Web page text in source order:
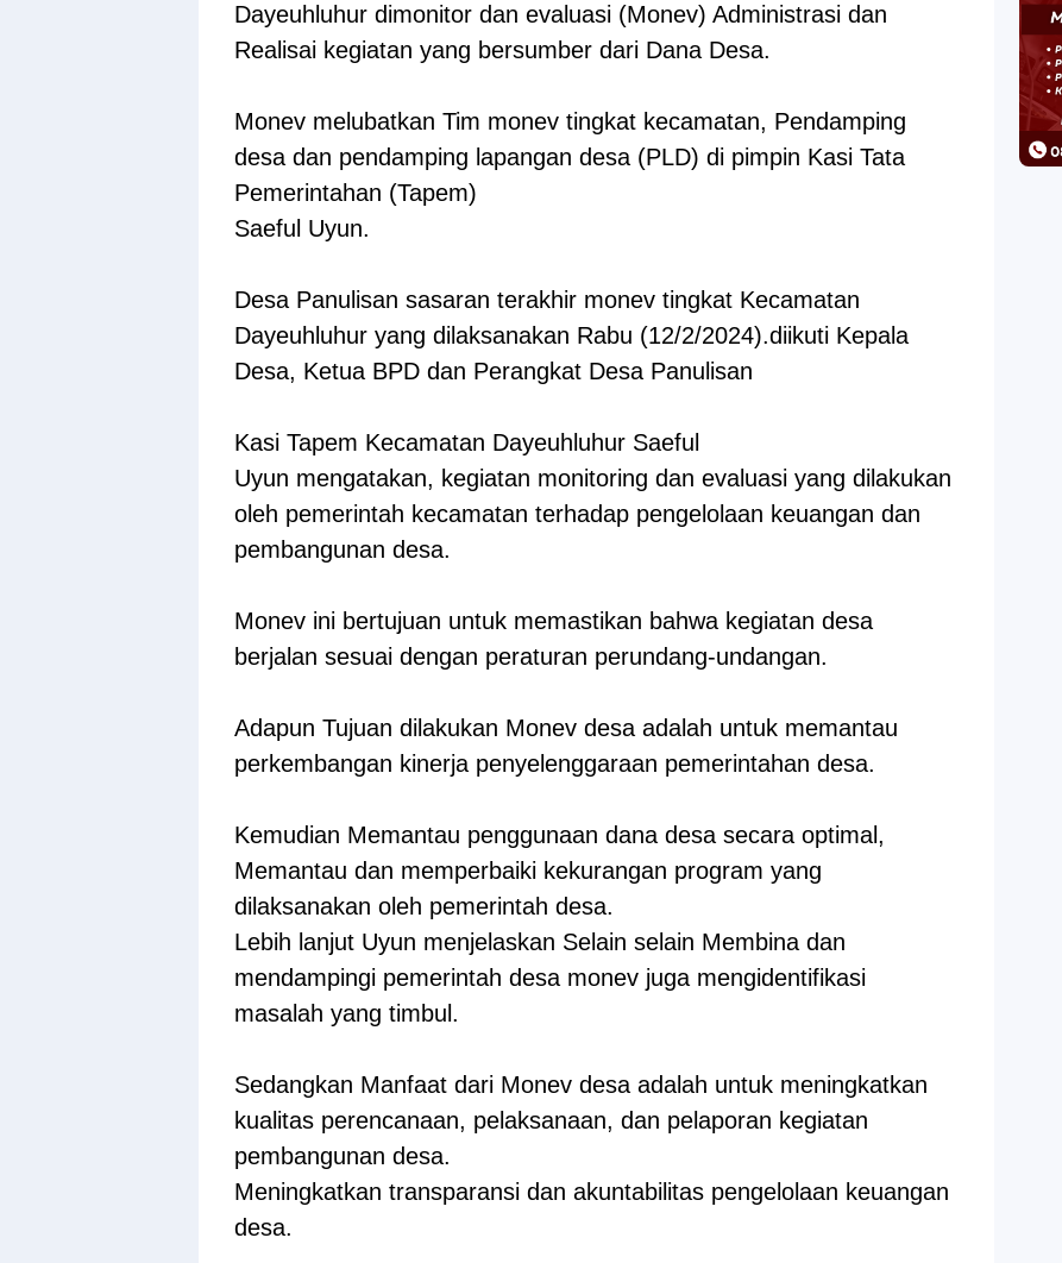
Dayeuhluhur dimonitor dan evaluasi (Monev) Administrasi dan
Realisai kegiatan yang bersumber dari Dana Desa.
Monev melubatkan Tim monev tingkat kecamatan, Pendamping
desa dan pendamping lapangan desa (PLD) di pimpin Kasi Tata
Pemerintahan (Tapem)
Saeful Uyun.
Desa Panulisan sasaran terakhir monev tingkat Kecamatan
Dayeuhluhur yang dilaksanakan Rabu (12/2/2024).diikuti Kepala
Desa, Ketua BPD dan Perangkat Desa Panulisan
Kasi Tapem Kecamatan Dayeuhluhur Saeful
Uyun mengatakan, kegiatan monitoring dan evaluasi yang dilakukan
oleh pemerintah kecamatan terhadap pengelolaan keuangan dan
pembangunan desa.
Monev ini bertujuan untuk memastikan bahwa kegiatan desa
berjalan sesuai dengan peraturan perundang-undangan.
Adapun Tujuan dilakukan Monev desa adalah untuk memantau
perkembangan kinerja penyelenggaraan pemerintahan desa.
Kemudian Memantau penggunaan dana desa secara optimal,
Memantau dan memperbaiki kekurangan program yang
dilaksanakan oleh pemerintah desa.
Lebih lanjut Uyun menjelaskan Selain selain Membina dan
mendampingi pemerintah desa monev juga mengidentifikasi
masalah yang timbul.
Sedangkan Manfaat dari Monev desa adalah untuk meningkatkan
kualitas perencanaan, pelaksanaan, dan pelaporan kegiatan
pembangunan desa.
Meningkatkan transparansi dan akuntabilitas pengelolaan keuangan
desa.